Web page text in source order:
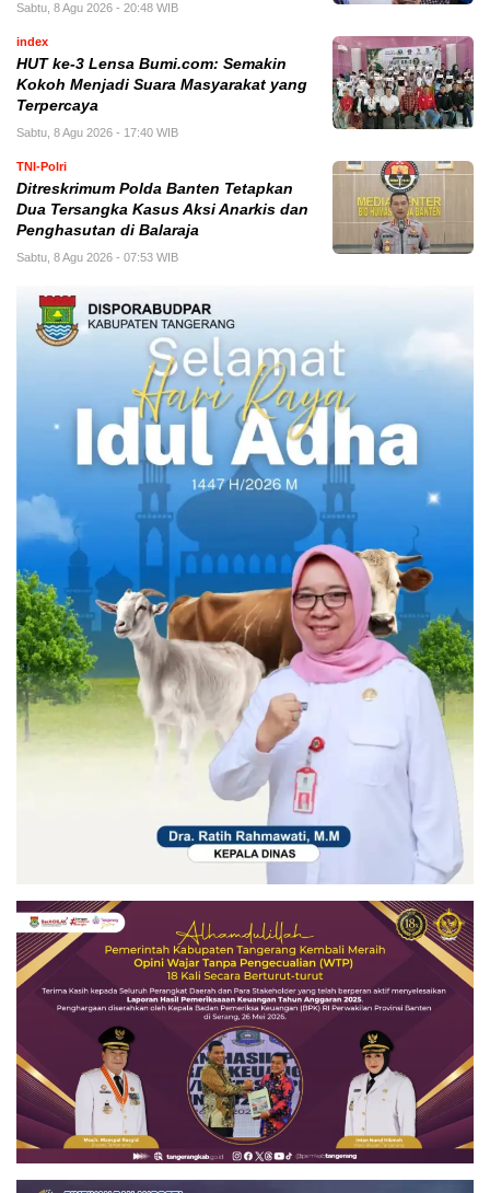
Sabtu, 8 Agu 2026 - 20:48 WIB
index
HUT ke-3 Lensa Bumi.com: Semakin
Kokoh Menjadi Suara Masyarakat yang
Terpercaya
Sabtu, 8 Agu 2026 - 17:40 WIB
TNI-Polri
Ditreskrimum Polda Banten Tetapkan
Dua Tersangka Kasus Aksi Anarkis dan
Penghasutan di Balaraja
Sabtu, 8 Agu 2026 - 07:53 WIB